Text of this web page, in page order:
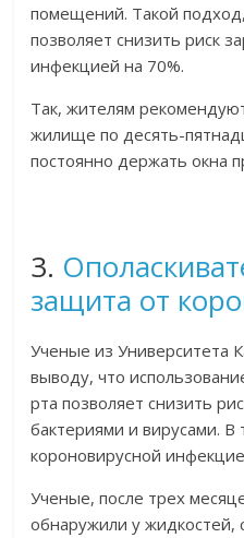
помещений. Такой
позволяет снизить риск
инфекцией на 70%.
Так, жителям
жилище по десять-
постоянно держать окна
3.
защита от
Ученые из Университета
выводу, что
рта позволяет снизить
бактериями и вирусами. В
короновирусной
Ученые, после трех
обнаружили у